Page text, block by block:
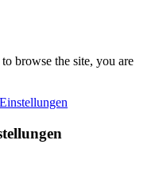
browse the site, you are
Einstellungen